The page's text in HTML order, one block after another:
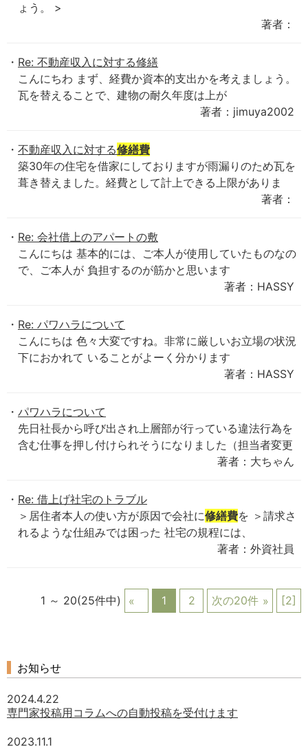
ょう。 >
著者：
Re: 不動産収入に対する修繕
こんにちわ まず、経費か資本的支出かを考えましょう。
瓦を替えることで、建物の耐久年度は上が
著者：jimuya2002
不動産収入に対する修繕費
築30年の住宅を借家にしておりますが雨漏りのため瓦を
葺き替えました。経費として計上できる上限がありま
著者：
Re: 会社借上のアパートの敷
こんにちは 基本的には、ご本人が使用していたものなの
で、ご本人が 負担するのが筋かと思います
著者：HASSY
Re: パワハラについて
こんにちは 色々大変ですね。非常に厳しいお立場の状況
下におかれて いることがよーく分かります
著者：HASSY
パワハラについて
先日社長から呼び出され上層部が行っている違法行為を
含む仕事を押し付けられそうになりました（担当者変更
著者：大ちゃん
Re: 借上げ社宅のトラブル
＞居住者本人の使い方が原因で会社に修繕費を ＞請求さ
れるような仕組みでは困った 社宅の規程には、
著者：外資社員
1 ～ 20(25件中) 1 2 次の20件 [2]
お知らせ
2024.4.22
専門家投稿用コラムへの自動投稿を受付けます
2023.11.1